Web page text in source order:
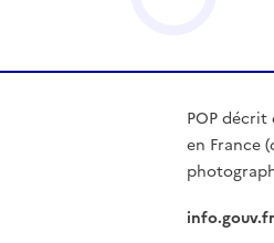
POP
en France
info.gouv.fr